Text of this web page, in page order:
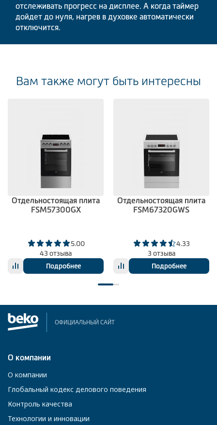
отслеживать прогресс на дисплее. А когда таймер
дойдет до нуля, нагрев в духовке автоматически
отключится.
Вам также могут быть интересны
Отдельностоящая плита
FSM57300GX
5.00
43 отзыва
Подробнее
Отдельностоящая плита
FSM67320GWS
4.33
3 отзыва
Подробнее
ОФИЦИАЛЬНЫЙ САЙТ
О компании
О компании
Глобальный кодекс делового поведения
Контроль качества
Технологии и инновации